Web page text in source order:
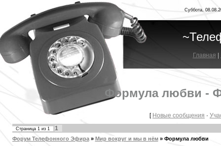
Суббота,
Главная
Формула любви -
[ Новые сообщения ·
Страница 1из 1 1
Форум Телефонного Эфира » Мир вокруг и мы в нём » Формула любви